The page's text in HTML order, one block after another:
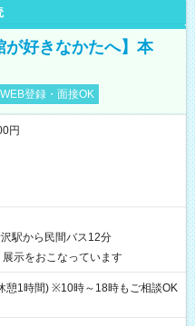
が好きなかたへ】本
WEB登録・面接OK
円
駅から民間バス12分
示をおこなっています
1時間) ※10時～18時もご相談OK